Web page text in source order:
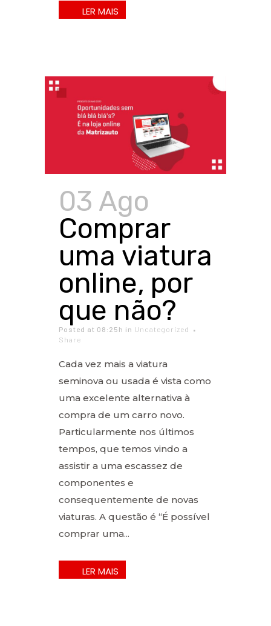
03 Ago
Comprar
uma viatura
online, por
que não?
Posted at 08:25h in Uncategorized
Share
Cada vez mais a viatura
seminova ou usada é vista como
uma excelente alternativa à
compra de um carro novo.
Particularmente nos últimos
tempos, que temos vindo a
assistir a uma escassez de
componentes e
consequentemente de novas
viaturas. A questão é “É possível
comprar uma...